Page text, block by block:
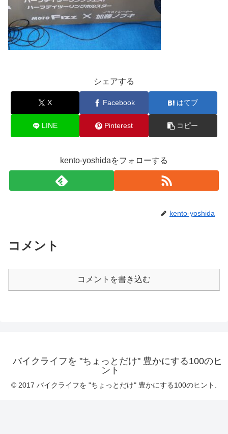
シェアする
X Facebook はてブ
LINE Pinterest コピー
kento-yoshidaをフォローする
kento-yoshida
コメント
コメントを書き込む
バイクライフを "ちょっとだけ" 豊かにする100のヒ
ント
© 2017 バイクライフを "ちょっとだけ" 豊かにする100のヒント.